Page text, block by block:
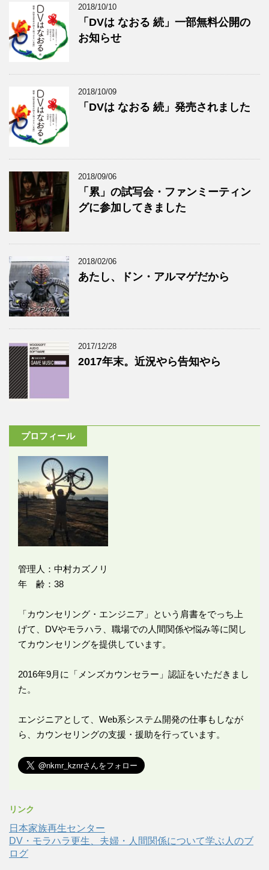
2018/10/10
「DVは なおる 続」一部無料公開の
お知らせ
2018/10/09
「DVは なおる 続」発売されました
2018/09/06
「累」の試写会・ファンミーティン
グに参加してきました
2018/02/06
あたし、ドン・アルマゲだから
2017/12/28
2017年末。近況やら告知やら
プロフィール
管理人：中村カズノリ
年 齢：38
「カウンセリング・エンジニア」という肩書をでっち上
げて、DVやモラハラ、職場での人間関係や悩み等に関し
てカウンセリングを提供しています。
2016年9月に「メンズカウンセラー」認証をいただきまし
た。
エンジニアとして、Web系システム開発の仕事もしなが
ら、カウンセリングの支援・援助を行っています。
リンク
日本家族再生センター
DV・モラハラ更生、夫婦・人間関係について学ぶ人のブ
ログ